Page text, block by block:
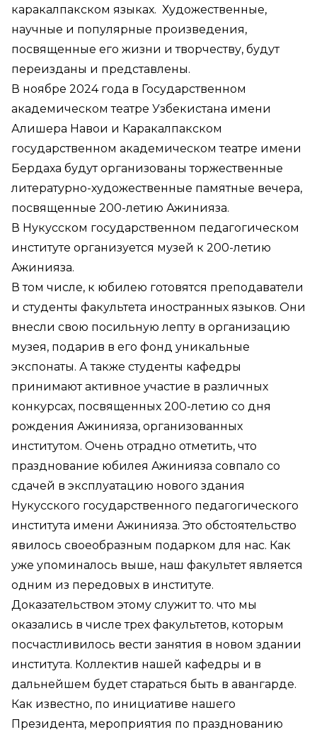
каракалпакском языках. Художественные,
научные и популярные произведения,
посвященные его жизни и творчеству, будут
переизданы и представлены.
В ноябре 2024 года в Государственном
академическом театре Узбекистана имени
Алишера Навои и Каракалпакском
государственном академическом театре имени
Бердаха будут организованы торжественные
литературно-художественные памятные вечера,
посвященные 200-летию Ажинияза.
В Нукусском государственном педагогическом
институте организуется музей к 200-летию
Ажинияза.
В том числе, к юбилею готовятся преподаватели
и студенты факультета иностранных языков. Они
внесли свою посильную лепту в организацию
музея, подарив в его фонд уникальные
экспонаты. А также студенты кафедры
принимают активное участие в различных
конкурсах, посвященных 200-летию со дня
рождения Ажинияза, организованных
институтом. Очень отрадно отметить, что
празднование юбилея Ажинияза совпало со
сдачей в эксплуатацию нового здания
Нукусского государственного педагогического
института имени Ажинияза. Это обстоятельство
явилось своеобразным подарком для нас. Как
уже упоминалось выше, наш факультет является
одним из передовых в институте.
Доказательством этому служит то. что мы
оказались в числе трех факультетов, которым
посчастливилось вести занятия в новом здании
института. Коллектив нашей кафедры и в
дальнейшем будет стараться быть в авангарде.
Как известно, по инициативе нашего
Президента, мероприятия по празднованию